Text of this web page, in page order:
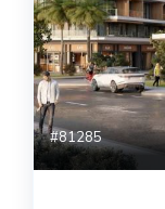
#81285